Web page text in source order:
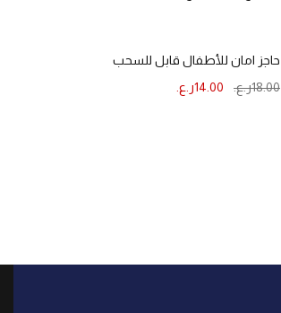
حاجز امان للأطفال قابل للسحب
18.00ر.ع. 14.00ر.ع.